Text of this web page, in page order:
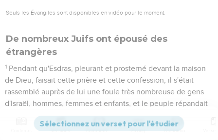
Seuls les Évangiles sont disponibles en vidéo pour le moment.
De nombreux Juifs ont épousé des
étrangères
1 Pendant qu'Esdras, pleurant et prosterné devant la maison
de Dieu, faisait cette prière et cette confession, il s'était
rassemblé auprès de lui une foule très nombreuse de gens
d'Israël, hommes, femmes et enfants, et le peuple répandait
d'abondantes larmes.
Alors Schecania, fils de Jehiel, d'entre les fils d'Élam, prit la
Versions Commentaires Strong